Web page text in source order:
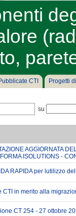
CTI Progetti
su
AGGIORNATA
ISOLUTIONS -
RAPIDA per lutilizzo
CTI in merito alla
CT 254 - 27 ottobre